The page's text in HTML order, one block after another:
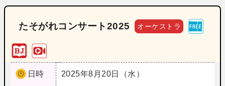
たそがれコンサート2025 オーケストラ
日時
2025年8月20日（水）